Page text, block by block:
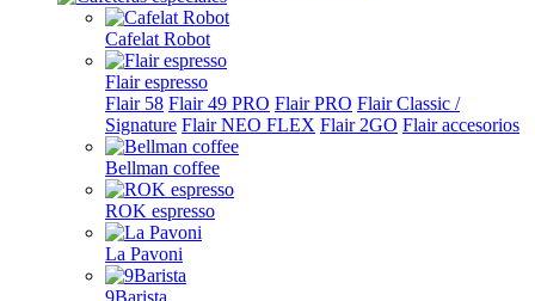
Cafelat Robot
Flair espresso
Flair 58 Flair 49 PRO Flair PRO Flair Classic /
Signature Flair NEO FLEX Flair 2GO Flair accesorios
Bellman coffee
ROK espresso
La Pavoni
9Barista